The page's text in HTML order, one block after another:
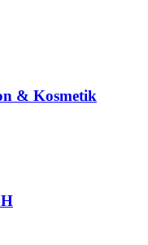
& Kosmetik